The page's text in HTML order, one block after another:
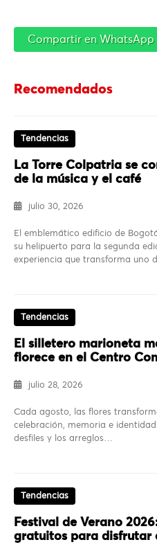
Compartir en WhatsApp
Recomendados
Tendencias
La Torre Colpatria se
de la música y el café
julio 30, 2026
El emblemático edificio de
su helipuerto para la segunda
experiencia que transforma uno
Tendencias
El silletero marioneta
florece en el Centro
julio 28, 2026
Cada agosto, las flores
celebración, memoria e
desfiles y los arreglos…
Tendencias
Festival de Verano
gratuitos para disfrutar